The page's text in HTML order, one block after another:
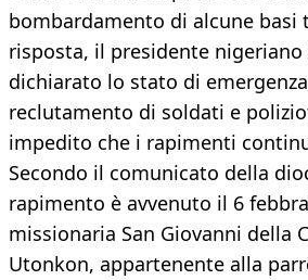
bombardamento di alcune basi
risposta, il presidente nigeriano
dichiarato lo stato di
reclutamento di soldati e
impedito che i rapimenti
Secondo il comunicato della
rapimento è avvenuto il 6
missionaria San Giovanni della
Utonkon, appartenente alla